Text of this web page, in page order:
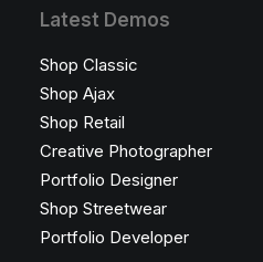
Latest Demos
Shop Classic
Shop Ajax
Shop Retail
Creative Photographer
Portfolio Designer
Shop Streetwear
Portfolio Developer